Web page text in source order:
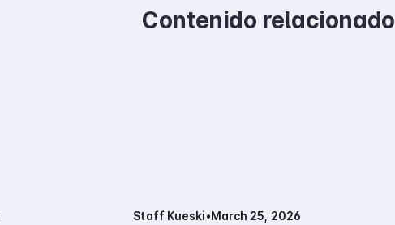
Contenido relacionado
Staff Kueski•March 25, 2026